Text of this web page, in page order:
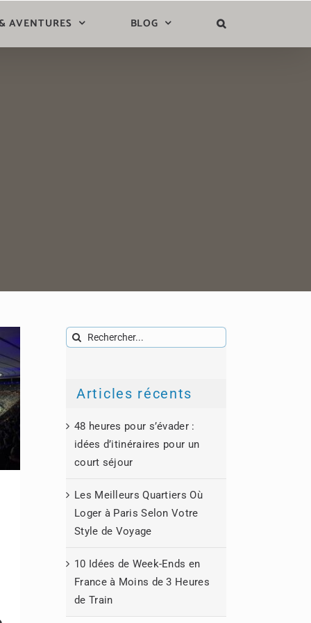
AVENTURES BLOG
Rechercher:
Articles récents
48 heures pour s’évader :
idées d’itinéraires pour un
court séjour
Les Meilleurs Quartiers Où
Loger à Paris Selon Votre
Style de Voyage
10 Idées de Week-Ends en
France à Moins de 3 Heures
de Train